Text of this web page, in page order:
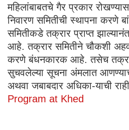
महिलांबाबतचे गैर प्रकार
निवारण समितीची स्थापना करणे
समितीकडे तक्रार प्राप्त
आहे. तक्रार समितीने चौकशी
करणे बंधनकारक आहे. तसेच
सुचवलेल्या सूचना अंमलात
अथवा जबाबदार अधिका-याची
Program at Khed